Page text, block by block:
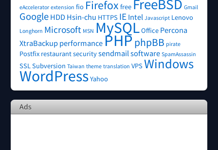
eAccelerator extension fio Firefox free Gmail
GoogleHDDHsin-chu HTTPS IE Intel Javascript Lenovo
Longhorn Microsoft MSN MySQLOffice Percona
XtraBackupperformancePHP phpBB pirate
Postfix restaurantsecuritysendmail software SpamAssassin
SSL Subversion Taiwan theme translation VPS Windows
WordPressYahoo
Ads